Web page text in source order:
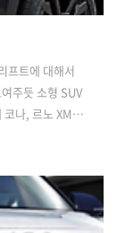
프트에 대해서
주듯 소형 SUV
코나, 르노 XM3,
압승을 하고 있
페이스리프트
기를 박는 것이
들을 끌어내